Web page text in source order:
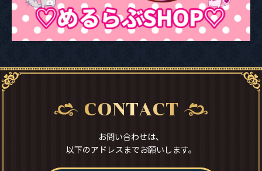
CONTACT
お問い合わせは、
以下のアドレスまでお願いします。